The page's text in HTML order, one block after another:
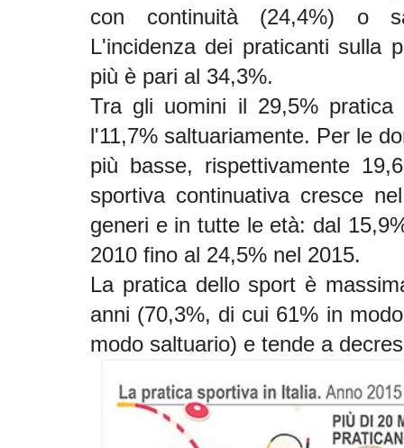
con continuità (24,4%) o
L'incidenza dei praticanti sulla
più è pari al 34,3%.
Tra gli uomini il 29,5%
l'11,7% saltuariamente. Per le
più basse, rispettivamente
sportiva continuativa cresce
generi e in tutte le età: dal
2010 fino al 24,5% nel 2015.
La pratica dello sport è
anni (70,3%, di cui 61% in
modo saltuario) e tende a